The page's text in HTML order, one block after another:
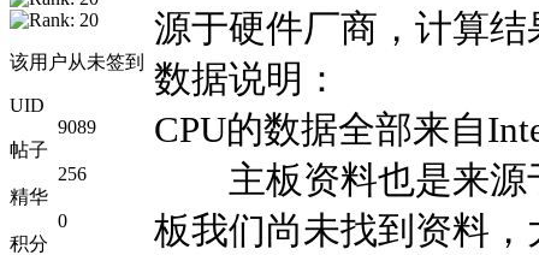
该用户从未签到
UID
9089
帖子
256
精华
0
积分
源于硬件厂商，计算
数据说明：
CPU的数据全部来自
主板资料也是来源
板我们尚未找到资料